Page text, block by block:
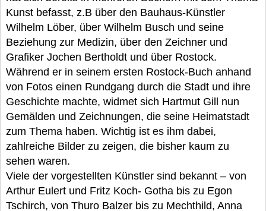
Kunst befasst, z.B über den Bauhaus-Künstler
Wilhelm Löber, über Wilhelm Busch und seine
Beziehung zur Medizin, über den Zeichner und
Grafiker Jochen Bertholdt und über Rostock.
Während er in seinem ersten Rostock-Buch anhand
von Fotos einen Rundgang durch die Stadt und ihre
Geschichte machte, widmet sich Hartmut Gill nun
Gemälden und Zeichnungen, die seine Heimatstadt
zum Thema haben. Wichtig ist es ihm dabei,
zahlreiche Bilder zu zeigen, die bisher kaum zu
sehen waren.
Viele der vorgestellten Künstler sind bekannt – von
Arthur Eulert und Fritz Koch- Gotha bis zu Egon
Tschirch, von Thuro Balzer bis zu Mechthild, Anna